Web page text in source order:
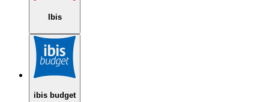
Ibis
ibis budget